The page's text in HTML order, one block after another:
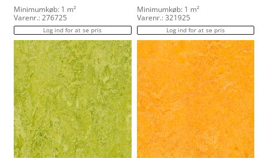
Minimumkøb: 1 m²
Varenr.: 276725
Log ind for at se pris
Minimumkøb: 1 m²
Varenr.: 321925
Log ind for at se pris